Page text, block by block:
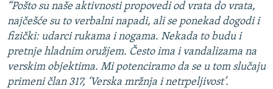
“Pošto su naše aktivnosti propovedi od vrata do vrata,
najčešće su to verbalni napadi, ali se ponekad dogodi i
fizički: udarci rukama i nogama. Nekada to budu i
pretnje hladnim oružjem. Često ima i vandalizama na
verskim objektima. Mi potenciramo da se u tom slučaju
primeni član 317, ‘Verska mržnja i netrpeljivost’.